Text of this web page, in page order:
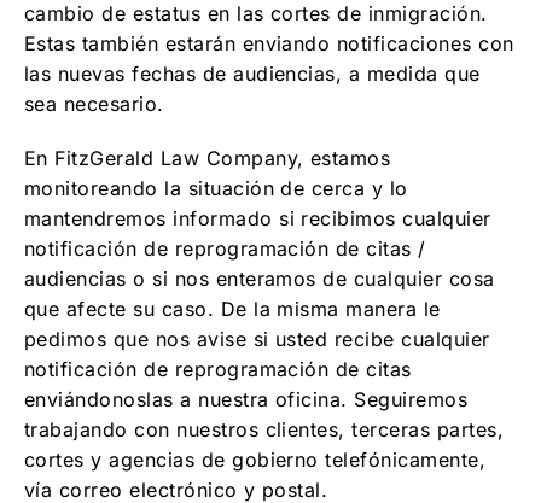
cambio de estatus en las cortes de inmigración.
Estas también estarán enviando notificaciones con
las nuevas fechas de audiencias, a medida que
sea necesario.
En FitzGerald Law Company, estamos
monitoreando la situación de cerca y lo
mantendremos informado si recibimos cualquier
notificación de reprogramación de citas /
audiencias o si nos enteramos de cualquier cosa
que afecte su caso. De la misma manera le
pedimos que nos avise si usted recibe cualquier
notificación de reprogramación de citas
enviándonoslas a nuestra oficina. Seguiremos
trabajando con nuestros clientes, terceras partes,
cortes y agencias de gobierno telefónicamente,
vía correo electrónico y postal.